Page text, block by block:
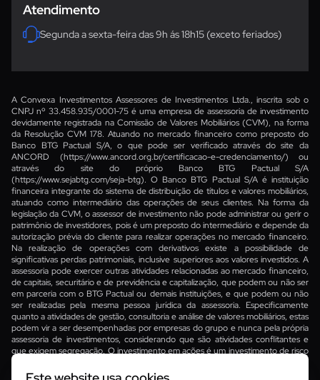
Atendimento
Segunda a sexta-feira das 9h ás 18h15 (exceto feriados)
A Convexa Investimentos Assessores de Investimentos Ltda., inscrita sob o
CNPJ nº 33.458.935/0001-75 é uma empresa de assessoria de investimento
devidamente registrada na Comissão de Valores Mobiliários (CVM), na forma
da Resolução CVM 178. Atuando no mercado financeiro como preposto do
Banco BTG Pactual S/A, o que pode ser verificado através do site da
ANCORD (https://www.ancord.org.br/certificacao-e-credenciamento/) ou
através do site do próprio Banco BTG Pactual S/A
(https://www.sejabtg.com/seja-btg). O Banco BTG Pactual S/A é instituição
financeira integrante do sistema de distribuição de títulos e valores mobiliários,
atuando como intermediário das operações de seus clientes. Na forma da
legislação da CVM, o assessor de investimento não pode administrar ou gerir o
patrimônio de investidores, pois é um preposto do intermediário e depende da
autorização prévia do cliente para realizar operações no mercado financeiro.
Na realização de operações com derivativos existe a possibilidade de
significativas perdas patrimoniais, inclusive superiores aos valores investidos. A
assessoria pode exercer outras atividades relacionadas ao mercado financeiro,
de capitais, securitário e de previdência e capitalização, que podem ou não ser
em parceria com o BTG Pactual ou demais instituições, e que podem ou não
ser realizadas pela mesma pessoa jurídica da assessoria. Especificamente
quanto a atividades de gestão, consultoria e análise de valores mobiliários, estas
podem vir a ser desempenhadas por empresas do grupo e nunca pela própria
assessoria de investimentos, considerando que são atividades conflitantes e
que exigem segregação. O investimento em ações é um investimento de risco
e rentabilidade passada não é garantia de rentabilidade futura. Para
reclamações, favor contatar a Ouvidoria do Banco BTG Pactual S/A no